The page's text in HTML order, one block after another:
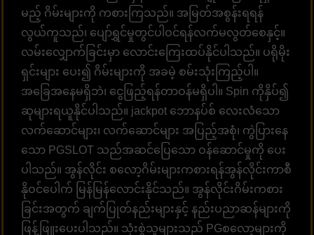
မည့် ဂိမ်းများကို ကစားကြသည်။ အမြတ်အစွန်းရရန်
လွယ်ကူသည်၊ ပျော်ရွှင်မှုတွင်ပါဝင်ရန်လက်မလွတ်စေနှင့်။
လမ်းလျှောက်ခြင်းမှာ လောင်းကြေးထပ်နိုင်ပါသည်။ ပရိုမိုး
ရှင်းများ ပေး၍ ဂိမ်းများကို အခမဲ့ စမ်းသုံးကြည့်ပါ။
အခြေအနေမရှိဘဲ၊ ငွေဖြည့်ရန်တာဝန်မရှိပါ။ Spin ကိုနှိပ်၍
ဆုများရယူနိုင်ပါသည်။ jackpot ဘောနပ်စ် လေးလံသော
လက်ဆောင်များ၊ လက်ဆောင်များ အပြည့်အစုံ၊ ကွဲပြားနေ
သော PGSLOT သည်အဆင်ပြေသော ဝန်ဆောင်မှုကို ပေး
ပါသည်။ အွန်လိုင်း စလော့ဂိမ်းများကစားရန်အွန်လိုင်းကာစီ
နိုဝင်ပေါက် မြန်မြန်လောင်းနိုင်သည်။ အွန်လိုင်းဂိမ်းကစား
ခြင်းအတွက် ချက်ပြုတ်နည်းများနှင့် နည်းပညာဆန်များကို
ဖြန့်ဖြူးပေးပါသည်။ သုံးစွဲသူများသည် PGစလော့များကို